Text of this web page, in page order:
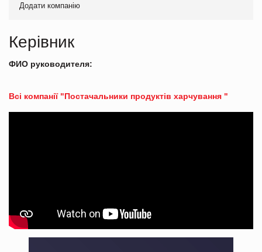
Додати компанію
Керівник
ФИО руководителя:
Всі компанії "Постачальники продуктів харчування "